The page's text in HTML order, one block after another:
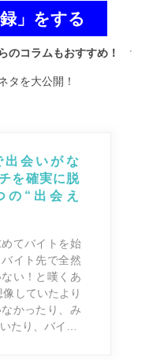
」をする
のコラムもおすすめ！
タを大公開！
出会いがな
を確実に脱
の“出会え
てバイトを始
イト先で全然
い！と嘆くあ
していたより
かったり、み
たり、バイ…